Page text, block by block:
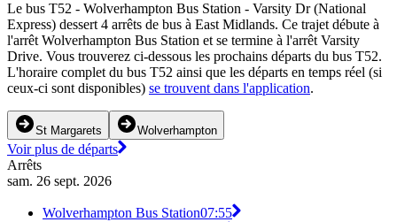
Le bus T52 - Wolverhampton Bus Station - Varsity Dr (National
Express) dessert 4 arrêts de bus à East Midlands. Ce trajet débute à
l'arrêt Wolverhampton Bus Station et se termine à l'arrêt Varsity
Drive. Vous trouverez ci-dessous les prochains départs du bus T52.
L'horaire complet du bus T52 ainsi que les départs en temps réel (si
ceux-ci sont disponibles) se trouvent dans l'application.
St Margarets Wolverhampton
Voir plus de départs
Arrêts
sam. 26 sept. 2026
Wolverhampton Bus Station07:55